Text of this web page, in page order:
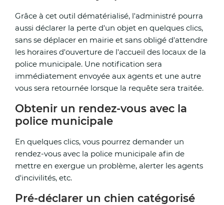
Grâce à cet outil dématérialisé, l'administré pourra
aussi déclarer la perte d'un objet en quelques clics,
sans se déplacer en mairie et sans obligé d'attendre
les horaires d'ouverture de l'accueil des locaux de la
police municipale. Une notification sera
immédiatement envoyée aux agents et une autre
vous sera retournée lorsque la requête sera traitée.
Obtenir un rendez-vous avec la
police municipale
En quelques clics, vous pourrez demander un
rendez-vous avec la police municipale afin de
mettre en exergue un problème, alerter les agents
d'incivilités, etc.
Pré-déclarer un chien catégorisé